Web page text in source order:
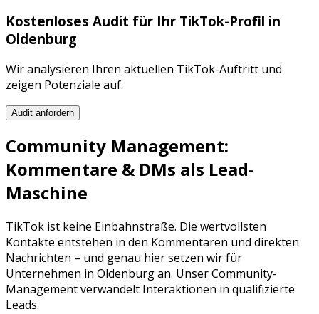
Kostenloses Audit für Ihr TikTok-Profil in
Oldenburg
Wir analysieren Ihren aktuellen TikTok-Auftritt und
zeigen Potenziale auf.
Audit anfordern
Community Management:
Kommentare & DMs als Lead-
Maschine
TikTok ist keine Einbahnstraße. Die wertvollsten
Kontakte entstehen in den Kommentaren und direkten
Nachrichten – und genau hier setzen wir für
Unternehmen in Oldenburgan. Unser Community-
Management verwandelt Interaktionen in qualifizierte
Leads.